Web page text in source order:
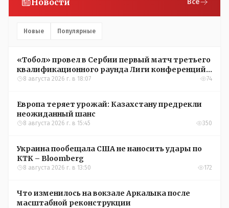
Новости Все
Новые Популярные
«Тобол» провел в Сербии первый матч третьего
квалификационного раунда Лиги конференций
УЕФА
8 августа 2026 г. в 18:07 74
Европа теряет урожай: Казахстану предрекли
неожиданный шанс
8 августа 2026 г. в 15:45 350
Украина пообещала США не наносить удары по
КТК – Bloomberg
8 августа 2026 г. в 13:50 172
Что изменилось на вокзале Аркалыка после
масштабной реконструкции